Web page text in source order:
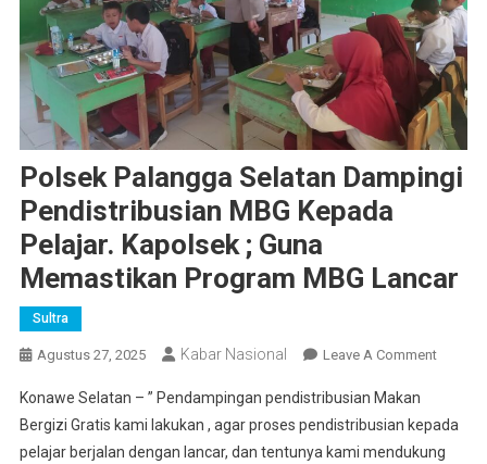
Polsek Palangga Selatan Dampingi
Pendistribusian MBG Kepada
Pelajar. Kapolsek ; Guna
Memastikan Program MBG Lancar
Sultra
Agustus 27, 2025 Kabar Nasional Leave A CommentOn
Selatan
Konawe Selatan – ” Pendampingan pendistribusian Makan
Bergizi Gratis kami lakukan , agar proses pendistribusian kepada
pelajar berjalan dengan lancar, dan tentunya kami mendukung